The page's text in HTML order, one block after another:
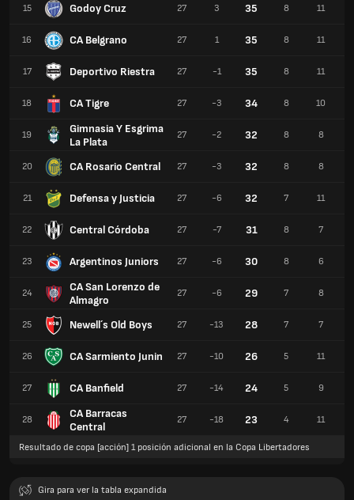
15 Godoy Cruz
16 CA Belgrano
17 Deportivo Riestra
18 CA Tigre
19
Gimnasia Y Esgrima
La Plata
20 CA Rosario Central
21 Defensa y Justicia
22 Central Córdoba
23 Argentinos Juniors
24
CA San Lorenzo de
Almagro
25 Newell´s Old Boys
26 CA Sarmiento Junin
27 CA Banfield
28
CA Barracas
Central
27 3 35 8 11
27 1 35 8 11
27 -1 35 8 11
27 -3 34 8 10
27 -2 32 8 8
27 -3 32 8 8
27 -6 32 7 11
27 -7 31 8 7
27 -6 30 8 6
27 -6 29 7 8
27 -13 28 7 7
27 -10 26 5 11
27 -14 24 5 9
27 -18 23 4 11
Resultado de copa [acción] 1 posición adicional en la Copa Libertadores
Gira para ver la tabla expandida